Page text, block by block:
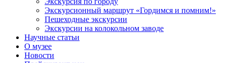
Экскурсионный маршрут «Гордимся и помним!»
Пешеходные экскурсии
Экскурсии на колокольном заводе
Научные статьи
О музее
Новости